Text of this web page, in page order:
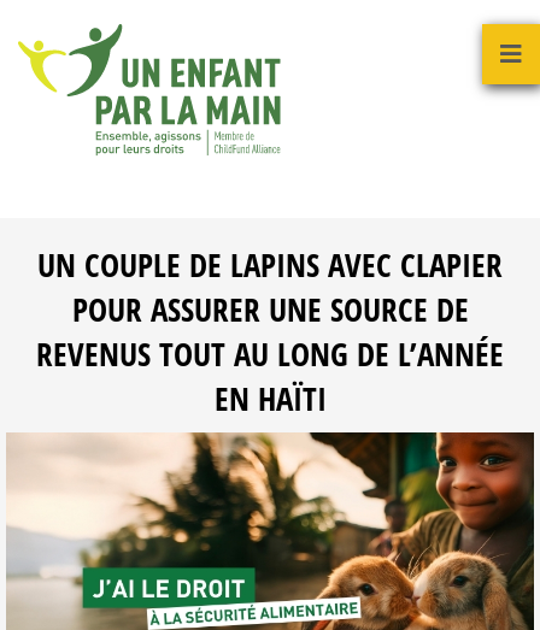
UN COUPLE DE LAPINS AVEC CLAPIER
POUR ASSURER UNE SOURCE DE
REVENUS TOUT AU LONG DE L’ANNÉE
EN HAÏTI